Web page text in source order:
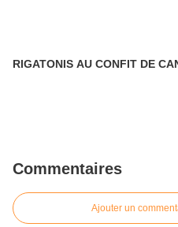
RIGATONIS AU CONFIT DE
Commentaires
Ajouter un